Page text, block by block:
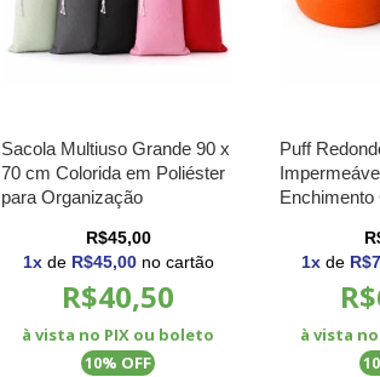
Sacola Multiuso Grande 90 x
70 cm Colorida em Poliéster
para Organização
R$45,00
1xde R$45,00no cartão
R$40,50
à vista no PIX ou boleto
10% OFF
Puff
Enchimento
1xde
à vista
10